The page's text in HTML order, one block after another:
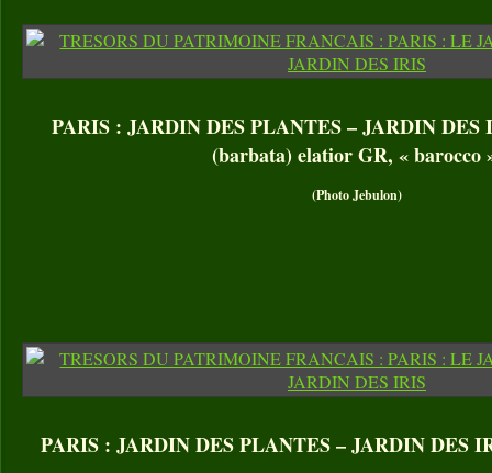
PARIS : JARDIN DES PLANTES – JARDIN DES
(barbata) elatior GR, « barocco
(Photo Jebulon)
PARIS : JARDIN DES PLANTES – JARDIN DES